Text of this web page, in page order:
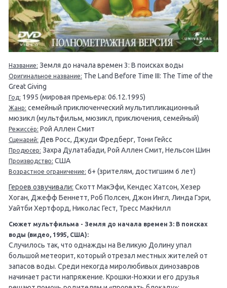
Название: Земля до начала времен 3: В поисках воды
Оригинальное название: The Land Before Time III: The Time of the
Great Giving
Год: 1995 (мировая премьера: 06.12.1995)
Жанр: семейный приключенческий мультипликационный
мюзикл (мультфильм, мюзикл, приключения, семейный)
Режиссёр: Рой Аллен Смит
Сценарий: Дев Росс, Джуди Фредберг, Тони Гейсс
Продюсер: Захра Дулатабади, Рой Аллен Смит, Нельсон Шин
Производство: США
Возрастное ограничение: 6+ (зрителям, достигшим 6 лет)
Героев озвучивали: Скотт МакЭфи, Кендес Хатсон, Хезер
Хоган, Джефф Беннетт, Роб Полсен, Джон Ингл, Линда Гэри,
Уайтби Хертфорд, Николас Гест, Тресс МакНилл
Сюжет мультфильма - Земля до начала времен 3: В поисках
воды (видео, 1995, США):
Случилось так, что однажды на Великую Долину упал
большой метеорит, который отрезал местных жителей от
запасов воды. Среди некогда миролюбивых динозавров
начинает расти напряжение. Крошки-Ножки и его друзья